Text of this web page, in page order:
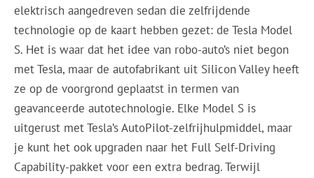
elektrisch aangedreven sedan die zelfrijdende
technologie op de kaart hebben gezet: de Tesla Model
S. Het is waar dat het idee van robo-auto’s niet begon
met Tesla, maar de autofabrikant uit Silicon Valley heeft
ze op de voorgrond geplaatst in termen van
geavanceerde autotechnologie. Elke Model S is
uitgerust met Tesla’s AutoPilot-zelfrijhulpmiddel, maar
je kunt het ook upgraden naar het Full Self-Driving
Capability-pakket voor een extra bedrag. Terwijl